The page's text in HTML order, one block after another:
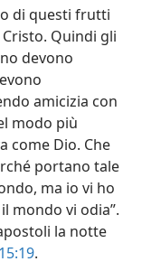
di questi frutti
Cristo. Quindi gli
devono
amicizia con
modo più
come Dio. Che
portano tale
ma io vi ho
mondo vi odia”.
la notte
.